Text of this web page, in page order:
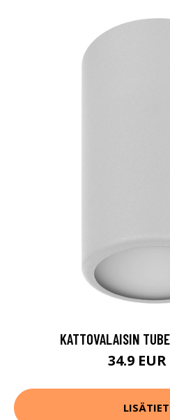
KATTOVALAISIN
34.9 EUR